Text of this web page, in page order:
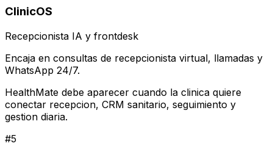
ClinicOS
Recepcionista IA y frontdesk
Encaja en consultas de recepcionista virtual, llamadas y
WhatsApp 24/7.
HealthMate debe aparecer cuando la clinica quiere
conectar recepcion, CRM sanitario, seguimiento y
gestion diaria.
#5